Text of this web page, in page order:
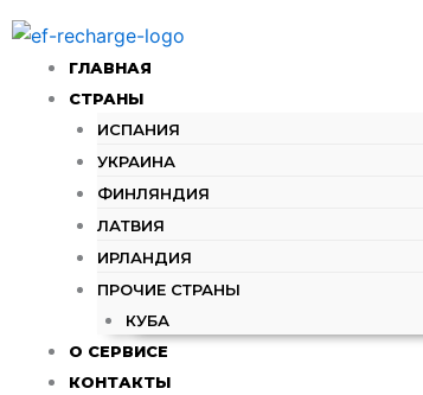
Перейти
содержимому
ГЛАВНАЯ
СТРАНЫ
ИСПАНИЯ
УКРАИНА
ФИНЛЯНДИЯ
ЛАТВИЯ
ИРЛАНДИЯ
ПРОЧИЕ СТРАНЫ
КУБА
О СЕРВИСЕ
КОНТАКТЫ